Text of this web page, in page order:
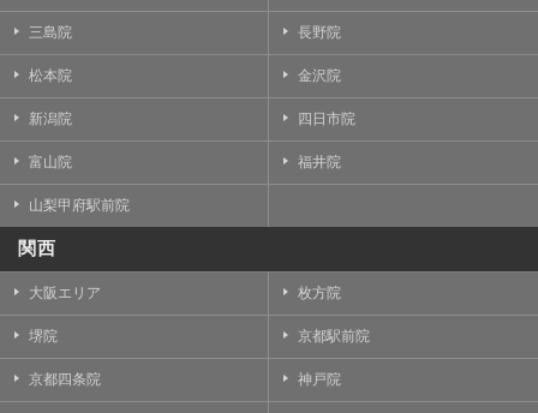
三島院 長野院
松本院 金沢院
新潟院 四日市院
富山院 福井院
山梨甲府駅前院
関西
大阪エリア 枚方院
堺院 京都駅前院
京都四条院 神戸院